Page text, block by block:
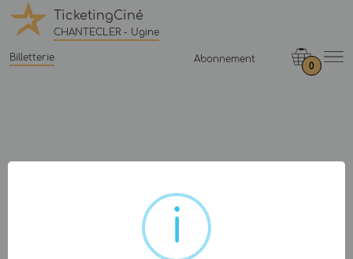
TicketingCiné
CHANTECLER - Ugine
Billetterie Abonnement
0